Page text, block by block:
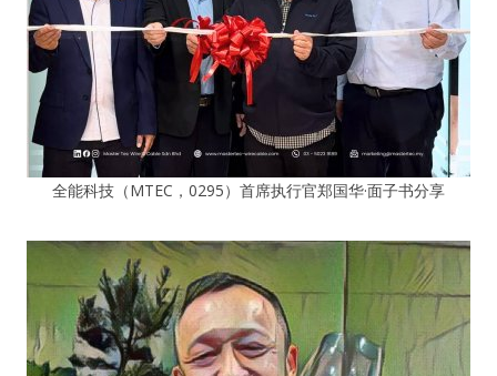
全能科技（MTEC，0295）首席执行官郑国华·面子书分享